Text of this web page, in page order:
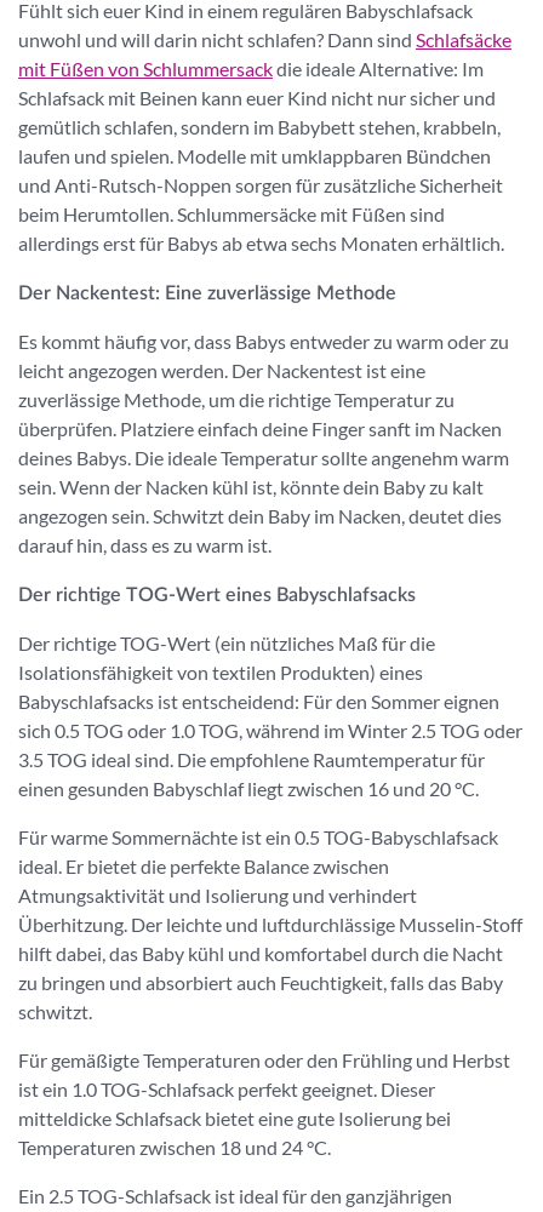
Fühlt sich euer Kind in einem regulären Babyschlafsack
unwohl und will darin nicht schlafen? Dann sind Schlafsäcke
mit Füßen von Schlummersackdie ideale Alternative: Im
Schlafsack mit Beinen kann euer Kind nicht nur sicher und
gemütlich schlafen, sondern im Babybett stehen, krabbeln,
laufen und spielen. Modelle mit umklappbaren Bündchen
und Anti-Rutsch-Noppen sorgen für zusätzliche Sicherheit
beim Herumtollen. Schlummersäcke mit Füßen sind
allerdings erst für Babys ab etwa sechs Monaten erhältlich.
Der Nackentest: Eine zuverlässige Methode
Es kommt häufig vor, dass Babys entweder zu warm oder zu
leicht angezogen werden. Der Nackentest ist eine
zuverlässige Methode, um die richtige Temperatur zu
überprüfen. Platziere einfach deine Finger sanft im Nacken
deines Babys. Die ideale Temperatur sollte angenehm warm
sein. Wenn der Nacken kühl ist, könnte dein Baby zu kalt
angezogen sein. Schwitzt dein Baby im Nacken, deutet dies
darauf hin, dass es zu warm ist.
Der richtige TOG-Wert eines Babyschlafsacks
Der richtige TOG-Wert (ein nützliches Maß für die
Isolationsfähigkeit von textilen Produkten) eines
Babyschlafsacks ist entscheidend: Für den Sommer eignen
sich 0.5 TOG oder 1.0 TOG, während im Winter 2.5 TOG oder
3.5 TOG ideal sind. Die empfohlene Raumtemperatur für
einen gesunden Babyschlaf liegt zwischen 16 und 20 °C.
Für warme Sommernächte ist ein 0.5 TOG-Babyschlafsack
ideal. Er bietet die perfekte Balance zwischen
Atmungsaktivität und Isolierung und verhindert
Überhitzung. Der leichte und luftdurchlässige Musselin-Stoff
hilft dabei, das Baby kühl und komfortabel durch die Nacht
zu bringen und absorbiert auch Feuchtigkeit, falls das Baby
schwitzt.
Für gemäßigte Temperaturen oder den Frühling und Herbst
ist ein 1.0 TOG-Schlafsack perfekt geeignet. Dieser
mitteldicke Schlafsack bietet eine gute Isolierung bei
Temperaturen zwischen 18 und 24 °C.
Ein 2.5 TOG-Schlafsack ist ideal für den ganzjährigen